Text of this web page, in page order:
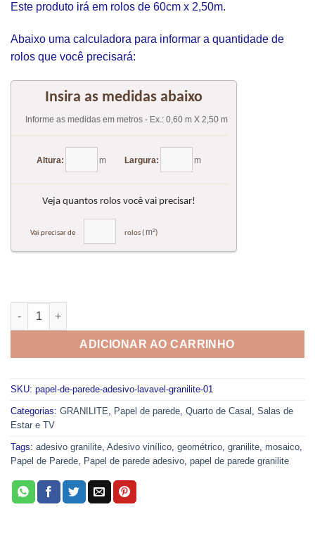
Este produto irá em rolos de 60cm x 2,50m.
Abaixo uma calculadora para informar a quantidade de
rolos que você precisará:
Papel de parede adesivo lavável - Granilite 01 quantidade
ADICIONAR AO CARRINHO
SKU: papel-de-parede-adesivo-lavavel-granilite-01
Categorias: GRANILITE Papel de parede Quarto de Casal Salas de
Estar e TV
Tags: adesivo granilite Adesivo vinílico geométrico granilite mosaico
Papel de Parede Papel de parede adesivo papel de parede granilite